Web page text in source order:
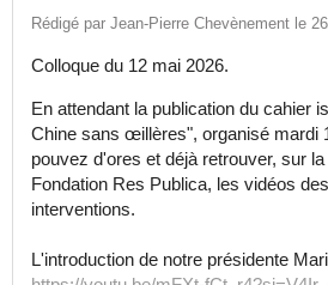
Rédigé par Jean-Pierre Chevènement le
Colloque du 12 mai 2026.
En attendant la publication du cahier
Chine sans œillères", organisé mardi
pouvez d'ores et déjà retrouver, sur
Fondation Res Publica, les vidéos
interventions.
L'introduction de notre présidente